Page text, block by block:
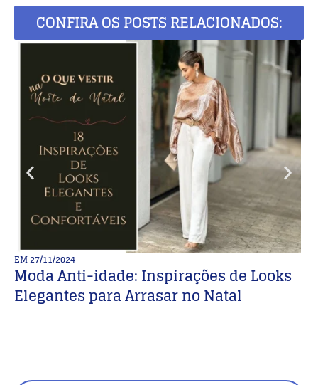
CONFIRA OS POSTS RELACIONADOS:
EM27/11/2024
Moda Anti-idade: Inspirações de Looks
Elegantes para Arrasar no Natal